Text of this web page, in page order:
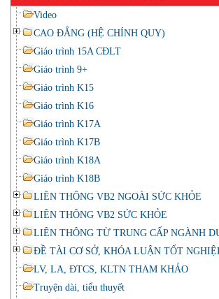
Video
CAO ĐẲNG (HỆ CHÍNH QUY)
Giáo trình 15A CĐLT
Giáo trình 9+
Giáo trình K15
Giáo trình K16
Giáo trình K17A
Giáo trình K17B
Giáo trình K18A
Giáo trình K18B
LIÊN THÔNG VB2 NGOÀI SỨC KHỎE
LIÊN THÔNG VB2 SỨC KHỎE
LIÊN THÔNG TỪ TRUNG CẤP NGÀNH
ĐỀ TÀI CƠ SỞ, KHÓA LUẬN TỐT
LV, LA, ĐTCS, KLTN THAM KHẢO
Truyện dài, tiểu thuyết